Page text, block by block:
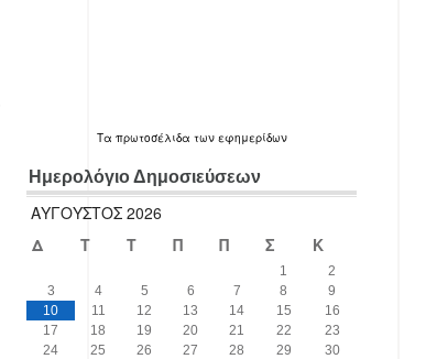
Τα πρωτοσέλιδα των εφημερίδων
Ημερολόγιο Δημοσιεύσεων
ΑΎΓΟΥΣΤΟΣ 2026
Δ
Τ Τ Π Π Σ Κ
1
2
3
4 5 6 7 8
9
10
11 12 13 14 15
16
17
18 19 20 21 22
23
24
25 26 27 28 29
30